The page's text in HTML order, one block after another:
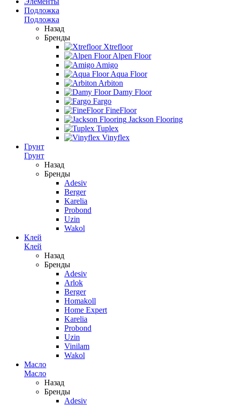
Подложка
Подложка
Назад
Бренды
Xtrefloor
Alpen Floor
Amigo
Aqua Floor
Arbiton
Damy Floor
Fargo
FineFloor
Jackson Flooring
Tuplex
Vinyflex
Грунт
Грунт
Назад
Бренды
Adesiv
Berger
Karelia
Probond
Uzin
Wakol
Клей
Клей
Назад
Бренды
Adesiv
Arlok
Berger
Homakoll
Home Expert
Karelia
Probond
Uzin
Vinilam
Wakol
Масло
Масло
Назад
Бренды
Adesiv